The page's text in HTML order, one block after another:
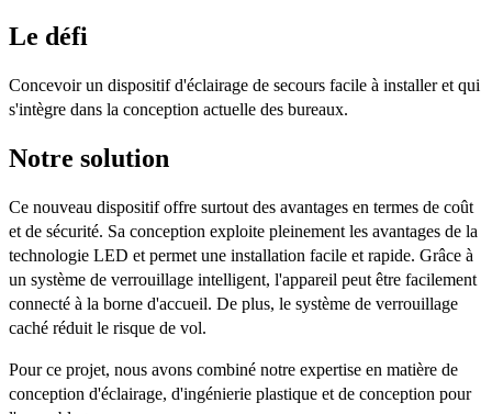
Le défi
Concevoir un dispositif d'éclairage de secours facile à installer et qui
s'intègre dans la conception actuelle des bureaux.​​
Notre solution
Ce nouveau dispositif offre surtout des avantages en termes de coût
et de sécurité. Sa conception exploite pleinement les avantages de la
technologie LED et permet une installation facile et rapide. Grâce à
un système de verrouillage intelligent, l'appareil peut être facilement
connecté à la borne d'accueil. De plus, le système de verrouillage
caché réduit le risque de vol.
Pour ce projet, nous avons combiné notre expertise en matière de
conception d'éclairage, d'ingénierie plastique et de conception pour